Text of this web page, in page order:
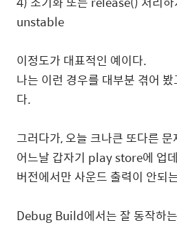
unstable
이정도가 대표적인 예이다.
나는 이런 경우를 대부분 겪어
다.
그러다가, 오늘 크나큰 또다른
어느날 갑자기 play store에 업
버전에서만 사운드 출력이 안되
Debug Build에서는 잘 동작하